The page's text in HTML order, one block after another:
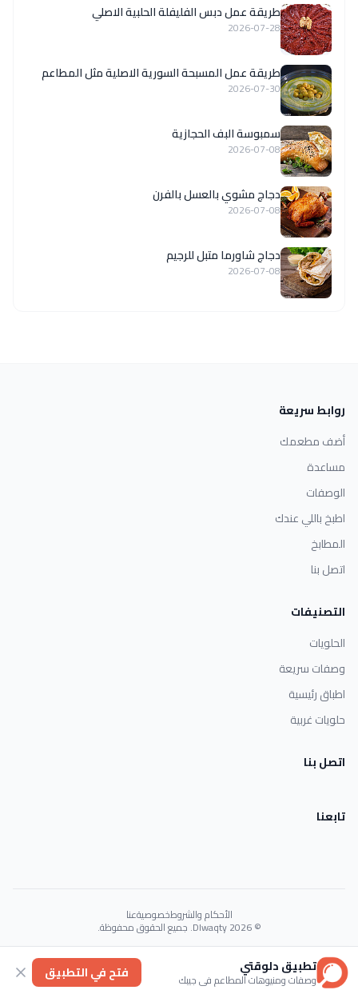
طريقة عمل دبس الفليفلة الحلبية الاصلي
2026-07-28
‏طريقة عمل المسبحة السورية الاصلية مثل المطاعم
2026-07-30
سمبوسة البف الحجازية
2026-07-08
دجاج مشوي بالعسل بالفرن
2026-07-08
دجاج شاورما متبل للرجيم
2026-07-08
روابط سريعة
أضف مطعمك
مساعدة
الوصفات
اطبخ باللي عندك
المطابخ
اتصل بنا
التصنيفات
الحلويات
وصفات سريعة
اطباق رئيسية
حلويات غربية
اتصل بنا
تابعنا
الأحكام والشروطخصوصيةعنا
© 2026 Dlwaqty. جميع الحقوق محفوظة.
Powered byGAIT
تطبيق دلوقتي
وصفات ومنيوهات المطاعم في جيبك فتح في التطبيق